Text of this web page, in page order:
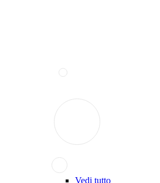
Vedi tutto